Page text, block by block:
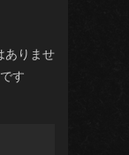
ありませ
す